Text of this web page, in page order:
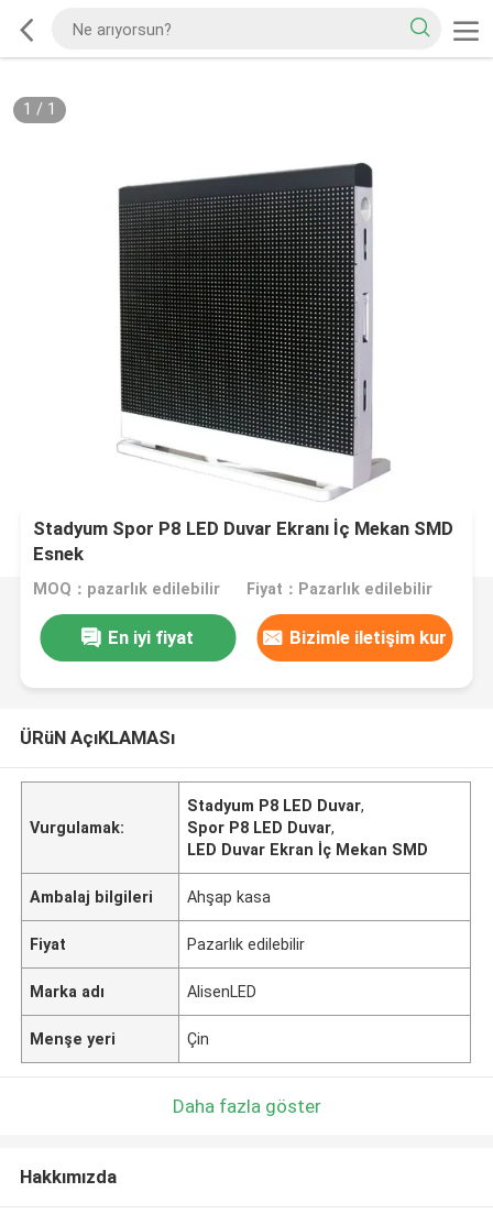
1 / 1
Stadyum Spor P8 LED Duvar Ekranı İç Mekan SMD
Esnek
MOQ：pazarlık edilebilir Fiyat：Pazarlık edilebilir
En iyi fiyat Bizimle iletişim kur
ÜRüN AçıKLAMASı
Vurgulamak:
Stadyum P8 LED Duvar,
Spor P8 LED Duvar,
LED Duvar Ekran İç Mekan SMD
Ambalaj bilgileri Ahşap kasa
Fiyat Pazarlık edilebilir
Marka adı AlisenLED
Menşe yeri Çin
Daha fazla göster
Hakkımızda